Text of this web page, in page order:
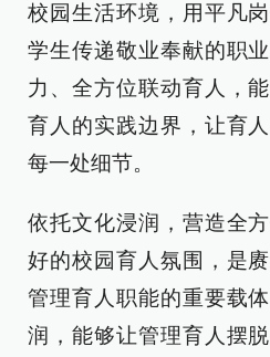
校园生活环境，用平凡
学生传递敬业奉献的职
力、全方位联动育人，
育人的实践边界，让育
每一处细节。
依托文化浸润，营造全
好的校园育人氛围，是
管理育人职能的重要载
润，能够让管理育人摆